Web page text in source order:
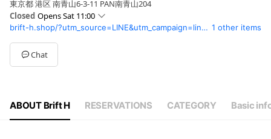
東京都 港区 南青山6-3-11 PAN南青山204
Closed Opens Sat 11:00
Sun11:00 - 19:00
Mon11:00 - 19:00
Tue11:00 - 19:00
Wed11:00 - 19:00
11:00 - 19:00
brift-h.shop/?utm_source=LINE&utm_campaign=line_profile 1 other items
Chat
ABOUT Brift H RESERVATIONS CATEGORY Basic